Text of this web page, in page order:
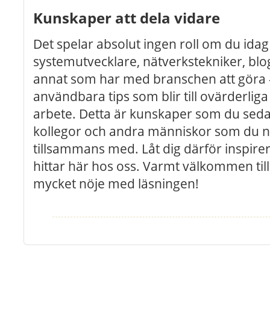
Kunskaper att dela vidare
Det spelar absolut ingen roll om du
systemutvecklare, nätverkstekniker,
annat som har med branschen att
användbara tips som blir till
arbete. Detta är kunskaper som du
kollegor och andra människor som du
tillsammans med. Låt dig därför
hittar här hos oss. Varmt välkommen
mycket nöje med läsningen!